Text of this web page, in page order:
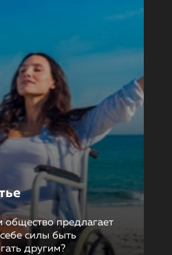
предлагает
силы быть
другим?